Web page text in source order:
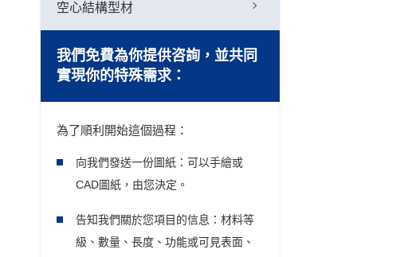
空心結構型材
我們免費為你提供咨詢，並共同
實現你的特殊需求：
為了順利開始這個過程：
向我們發送一份圖紙：可以手繪或
CAD圖紙，由您決定。
告知我們關於您項目的信息：材料等
級、數量、長度、功能或可見表面、